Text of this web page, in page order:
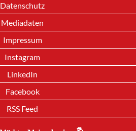
Datenschutz
Mediadaten
Impressum
Instagram
LinkedIn
Facebook
RSS Feed